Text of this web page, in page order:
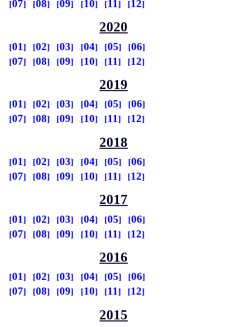
07 08 09 10 11 12
2020
01 02 03 04 05
06
07
08 09 10 11 12
2019
01 02 03 04 05
06
07
08 09 10 11 12
2018
01 02 03 04 05
06
07
08 09 10 11 12
2017
01 02 03 04 05
06
07
08 09 10 11 12
2016
01 02 03 04 05
06
07
08 09 10 11 12
2015